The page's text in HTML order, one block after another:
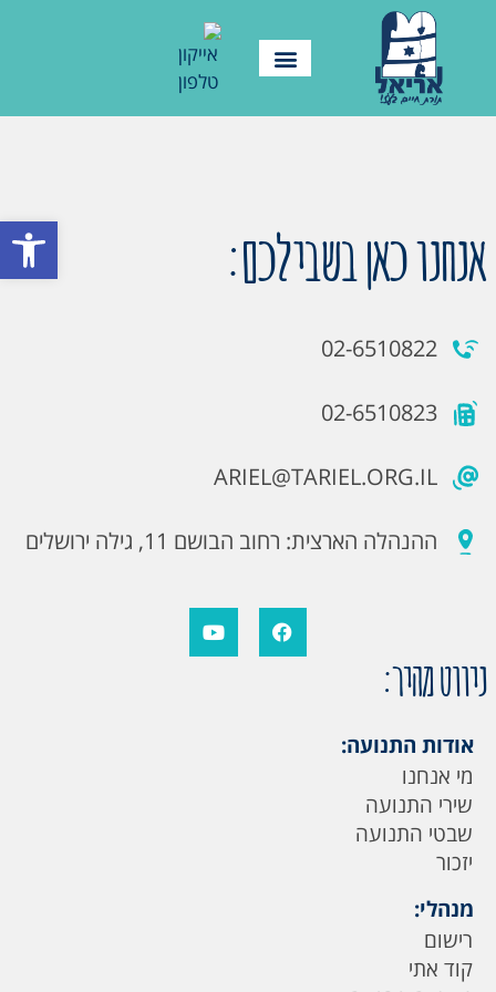
פתח אנחנו כאן בשבילכם:
02-6510822
02-6510823
ARIEL@TARIEL.ORG.IL
ההנהלה הארצית: רחוב הבושם 11, גילה ירושלים
ניווט מהיר:
אודות התנועה:
מי אנחנו
שירי התנועה
שבטי התנועה
יזכור
מנהלי:
רישום
קוד אתי